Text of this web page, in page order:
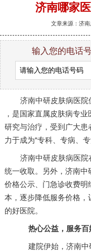
济南哪家
文章来源：济
输入您的电话
济南中研皮肤病医
，是国家直属皮肤病专
研究与治疗，受到广大
力于成为“专科、专病、
济南中研皮肤病医
统一收取。另外，济南
价格公示、门急诊收费
本，逐步降低服务价格
的好医院。
热心公益，服务百
建院伊始，济南中